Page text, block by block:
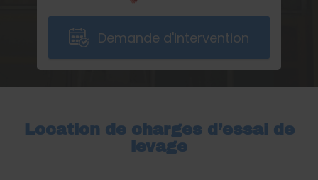
Demande d'intervention
Location de charges d’essai de
levage